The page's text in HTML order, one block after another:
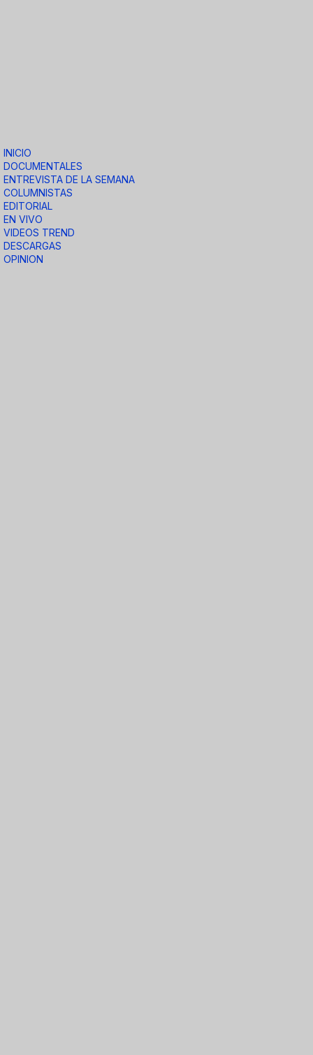
INICIO
DOCUMENTALES
ENTREVISTA DE LA SEMANA
COLUMNISTAS
EDITORIAL
EN VIVO
VIDEOS TREND
DESCARGAS
OPINION